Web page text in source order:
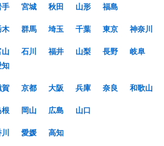
手 宮城 秋田 山形
福島
木 群馬 埼玉 千葉 東京
神奈川
石川 福井 山梨 長野
岐阜
知
賀 京都 大阪 兵庫 奈良
和歌山
根 岡山 広島
山口
愛媛
高知